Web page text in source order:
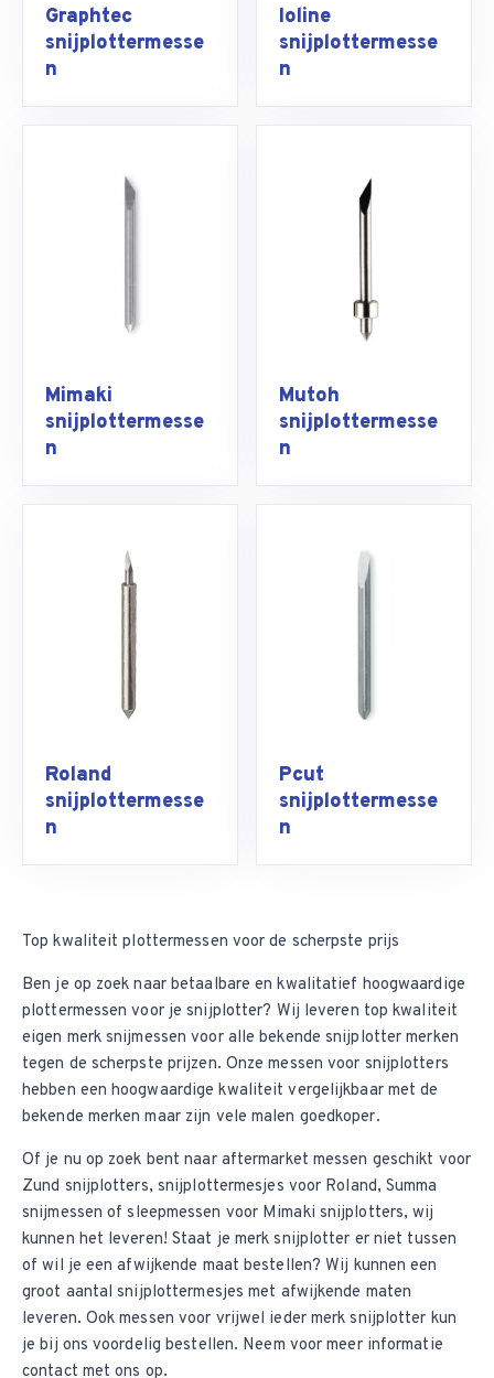
Graphtec
snijplottermesse
n
Ioline
snijplottermesse
n
Mimaki
snijplottermesse
n
Mutoh
snijplottermesse
n
Roland
snijplottermesse
n
Pcut
snijplottermesse
n
Top kwaliteit plottermessen voor de scherpste prijs
Ben je op zoek naar betaalbare en kwalitatief hoogwaardige
plottermessen voor je snijplotter? Wij leveren top kwaliteit
eigen merk snijmessen voor alle bekende snijplotter merken
tegen de scherpste prijzen. Onze messen voor snijplotters
hebben een hoogwaardige kwaliteit vergelijkbaar met de
bekende merken maar zijn vele malen goedkoper.
Of je nu op zoek bent naar aftermarket messen geschikt voor
Zund snijplotters, snijplottermesjes voor Roland,Summa
snijmessen ofsleepmessen voor Mimaki snijplotters, wij
kunnen het leveren! Staat je merk snijplotter er niet tussen
of wil je een afwijkende maat bestellen? Wij kunnen een
groot aantal snijplottermesjes met afwijkende maten
leveren. Ook messen voor vrijwel ieder merk snijplotter kun
je bij ons voordelig bestellen. Neem voor meer informatie
contact met ons op.